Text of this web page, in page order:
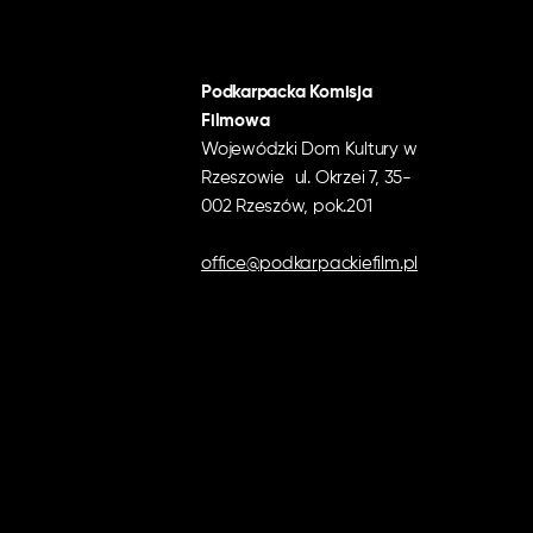
Podkarpacka Komisja
Filmowa
Wojewódzki Dom Kultury w
Rzeszowie ul. Okrzei 7, 35-
002 Rzeszów, pok.201
office@podkarpackiefilm.pl